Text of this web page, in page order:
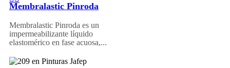
Membralastic Pinroda
Membralastic Pinroda es un
impermeabilizante líquido
elastomérico en fase acuosa,...